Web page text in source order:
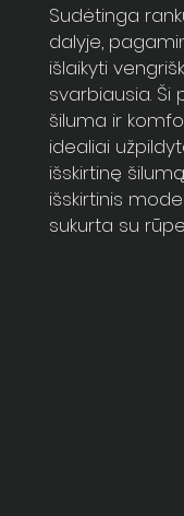
Sudėtinga
dalyje,
išlaikyti
svarbiausia.
šiluma ir
idealiai
išskirtinę
išskirtinis
sukurta su